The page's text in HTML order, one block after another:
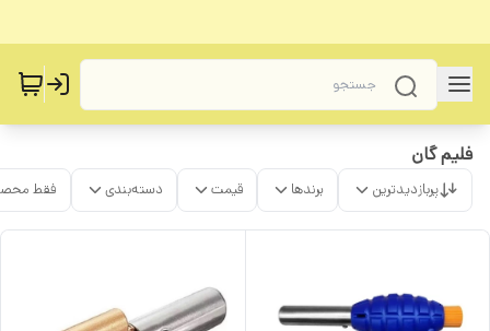
فلیم گان
پربازدیدترین برندها قیمت دسته‌بندی فقط